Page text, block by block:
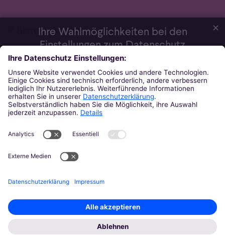
Ihre Wahlmöglichkeiten bei den
Einstellungen zum Datenschutz
Wir möchten Ihnen ein optimales Webseiten-Erlebnis bieten. Dazu
verwenden wir Cookies, die für das Funktionieren unserer Website
notwendig sind. Mit Ihrer Zustimmung verwenden wir auch
Cookies und andere Technologien, die zur Anzeige externer
Inhalte (Videos über Youtube, Audios über Soundcloud, Karten
über MapTiler ...) oder zu anonymen Statistikzwecken genutzt
werden. Sie können selbst entscheiden, welche Kategorien Sie
Einstellungen womöglich nicht mehr alle Funktionalitäten der Seite
zum Widerruf Ihrer Einwillung finden Sie in unserer
Datenschutzerklärung
Externe Inhalte
✕
Datenschutzerklärung
© Bistum Aachen
Impressum
Daten­schutz­erklärung